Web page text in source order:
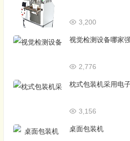
3,200
视觉检测设备哪家强
2,776
枕式包装机采用电
3,156
桌面包装机